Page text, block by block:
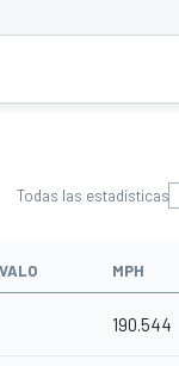
Todas las estadísticas
MPH
190.544